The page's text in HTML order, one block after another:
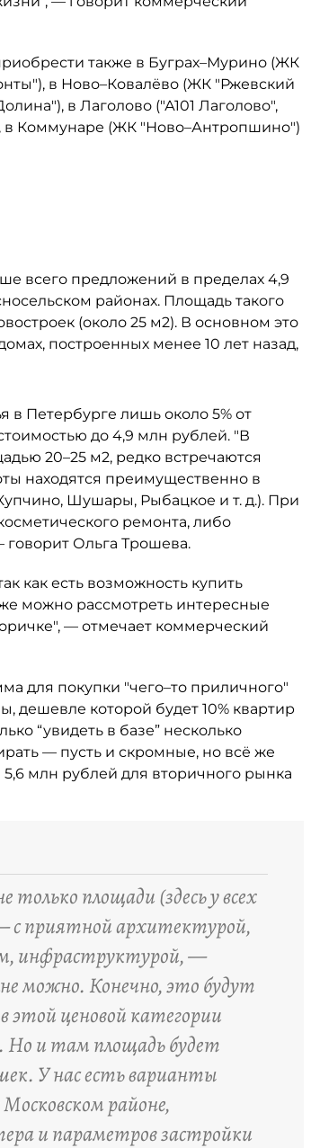
также в Буграх–Мурино (ЖК
в Ново–Ковалёво (ЖК "Ржевский
в Лаголово ("А101 Лаголово",
в Коммунаре (ЖК "Ново–Антропшино")
всего предложений в пределах 4,9
районах. Площадь такого
(около 25 м2). В основном это
построенных менее 10 лет назад,
Петербурге лишь около 5% от
до 4,9 млн рублей. "В
20–25 м2, редко встречаются
находятся преимущественно в
Шушары, Рыбацкое и т. д.). При
ремонта, либо
Ольга Трошева.
как есть возможность купить
можно рассмотреть интересные
— отмечает коммерческий
для покупки "чего–то приличного"
дешевле которой будет 10% квартир
“увидеть в базе” несколько
— пусть и скромные, но всё же
млн рублей для вторичного рынка
площади (здесь у всех
с приятной архитектурой,
инфраструктурой, —
можно. Конечно, это будут
этой ценовой категории
и там площадь будет
У нас есть варианты
районе,
и параметров застройки